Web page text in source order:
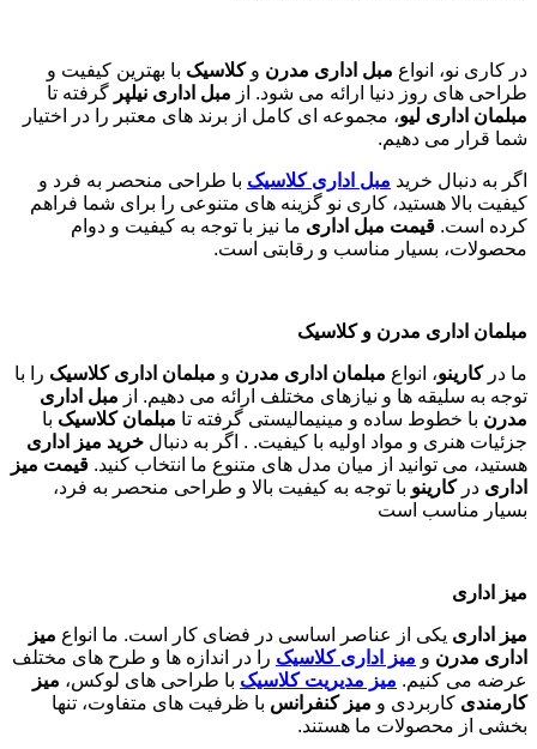
در کاری نو، انواع مبل اداری مدرن وکلاسیک با بهترین کیفیت و
طراحی های روز دنیا ارائه می شود. از مبل اداری نیلپر گرفته تا
مبلمان اداری لیو، مجموعه ای کامل از برند های معتبر را در اختیار
شما قرار می دهیم.
اگر به دنبال خرید مبل اداری کلاسیک با طراحی منحصر به فرد و
کیفیت بالا هستید، کاری نو گزینه های متنوعی را برای شما فراهم
کرده است. قیمت مبل اداری ما نیز با توجه به کیفیت و دوام
محصولات، بسیار مناسب و رقابتی است.
مبلمان اداری مدرن و کلاسیک
ما درکارینو، انواع مبلمان اداری مدرن و مبلمان اداری کلاسیک را با
توجه به سلیقه ها و نیازهای مختلف ارائه می دهیم. از مبل اداری
مدرن با خطوط ساده و مینیمالیستی گرفته تا مبلمان کلاسیک با
جزئیات هنری و مواد اولیه با کیفیت. . اگر به دنبال خرید میز اداری
هستید، می توانید از میان مدل های متنوع ما انتخاب کنید. قیمت میز
اداری درکارینو با توجه به کیفیت بالا و طراحی منحصر به فرد،
بسیار مناسب است
میز اداری
میز اداری یکی از عناصر اساسی در فضای کار است. ما انواع میز
اداری مدرن و میز اداری کلاسیک را در اندازه ها و طرح های مختلف
عرضه می کنیم. میز مدیریت کلاسیک با طراحی های لوکس، میز
کارمندی کاربردی و میز کنفرانس با ظرفیت های متفاوت، تنها
بخشی از محصولات ما هستند.